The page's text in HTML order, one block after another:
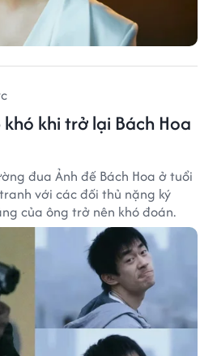
khi trở lại Bách Hoa
đua Ảnh đế Bách Hoa ở tuổi
với các đối thủ nặng ký
của ông trở nên khó đoán.